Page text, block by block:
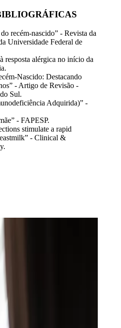
recém-nascido” - Revista da
Universidade Federal de
resposta alérgica no início da
Nascido: Destacando
- Artigo de Revisão -
Sul.
Adquirida)” -
- FAPESP.
stimulate a rapid
- Clinical &